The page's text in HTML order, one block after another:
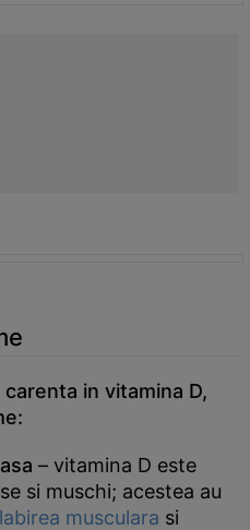
in vitamina D,
– vitamina D este
si muschi; acestea au
musculara si